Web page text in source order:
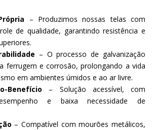
– Produzimos nossas telas com
de qualidade, garantindo resistência e
– O processo de galvanização
ferrugem e corrosão, prolongando a vida
em ambientes úmidos e ao ar livre.
Benefício – Solução acessível, com
e baixa necessidade de
– Compatível com mourões metálicos,